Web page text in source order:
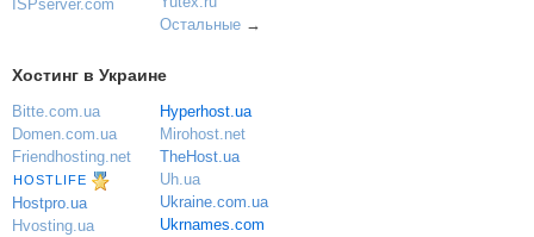
ISPserver.com
Остальные→
Хостинг в Украине
Bitte.com.ua
Domen.com.ua
Friendhosting.net
HOSTLIFE
Hostpro.ua
Hvosting.ua
Hyperhost.ua
Mirohost.net
TheHost.ua
Uh.ua
Ukraine.com.ua
Ukrnames.com